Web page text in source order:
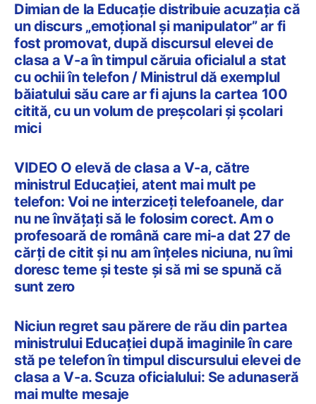
Dimian de la Educație distribuie acuzația că
un discurs „emoțional și manipulator” ar fi
fost promovat, după discursul elevei de
clasa a V-a în timpul căruia oficialul a stat
cu ochii în telefon / Ministrul dă exemplul
băiatului său care ar fi ajuns la cartea 100
citită, cu un volum de preșcolari și școlari
mici
VIDEO O elevă de clasa a V-a, către
ministrul Educației, atent mai mult pe
telefon: Voi ne interziceți telefoanele, dar
nu ne învățați să le folosim corect. Am o
profesoară de română care mi-a dat 27 de
cărți de citit și nu am înțeles niciuna, nu îmi
doresc teme și teste și să mi se spună că
sunt zero
Niciun regret sau părere de rău din partea
ministrului Educației după imaginile în care
stă pe telefon în timpul discursului elevei de
clasa a V-a. Scuza oficialului: Se adunaseră
mai multe mesaje